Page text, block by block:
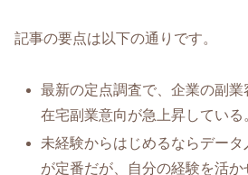
記事の要点は以下の通りです。
最新の定点調査で、企業の副
在宅副業意向が急上昇している
未経験からはじめるならデー
が定番だが、自分の経験を活